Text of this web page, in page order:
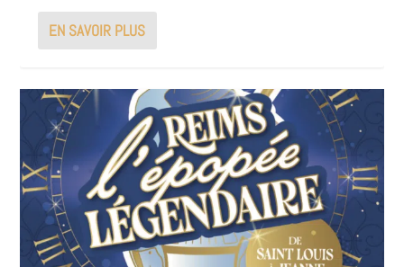
EN SAVOIR PLUS